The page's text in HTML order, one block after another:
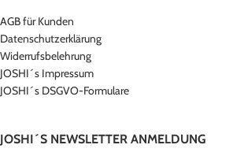
AGB für Kunden
Datenschutzerklärung
Widerrufsbelehrung
JOSHI´s Impressum
JOSHI´s DSGVO-Formulare
JOSHI´S NEWSLETTER ANMELDUNG